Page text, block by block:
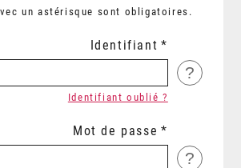
un astérisque sont obligatoires.
Identifiant
?
Identifiant oublié ?
Mot de passe
?